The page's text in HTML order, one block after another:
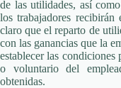
de las utilidades, así
los trabajadores recibirán
claro que el reparto de
con las ganancias que la
establecer las
o voluntario del
obtenidas.